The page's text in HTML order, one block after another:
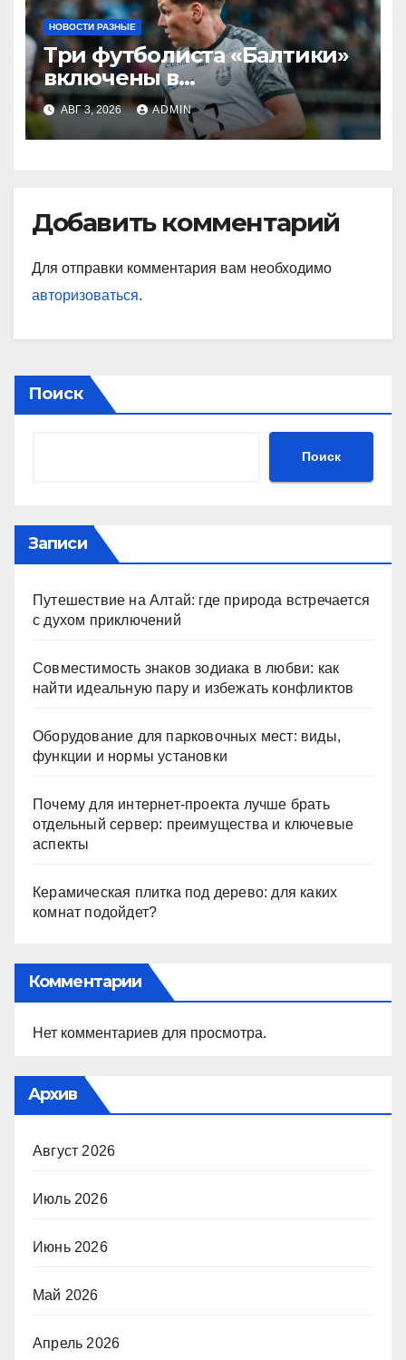
НОВОСТИ РАЗНЫЕ
Три футболиста «Балтики»
включены в
символическую сборную
2‑го тура РПЛ по версии
подписчиков МАТЧ
АВГ 3, 2026 ADMIN
Добавить комментарий
Для отправки комментария вам необходимо
авторизоваться.
Поиск
Поиск
Записи
Путешествие на Алтай: где природа встречается
с духом приключений
Совместимость знаков зодиака в любви: как
найти идеальную пару и избежать конфликтов
Оборудование для парковочных мест: виды,
функции и нормы установки
Почему для интернет-проекта лучше брать
отдельный сервер: преимущества и ключевые
аспекты
Керамическая плитка под дерево: для каких
комнат подойдет?
Комментарии
Нет комментариев для просмотра.
Архив
Август 2026
Июль 2026
Июнь 2026
Май 2026
Апрель 2026